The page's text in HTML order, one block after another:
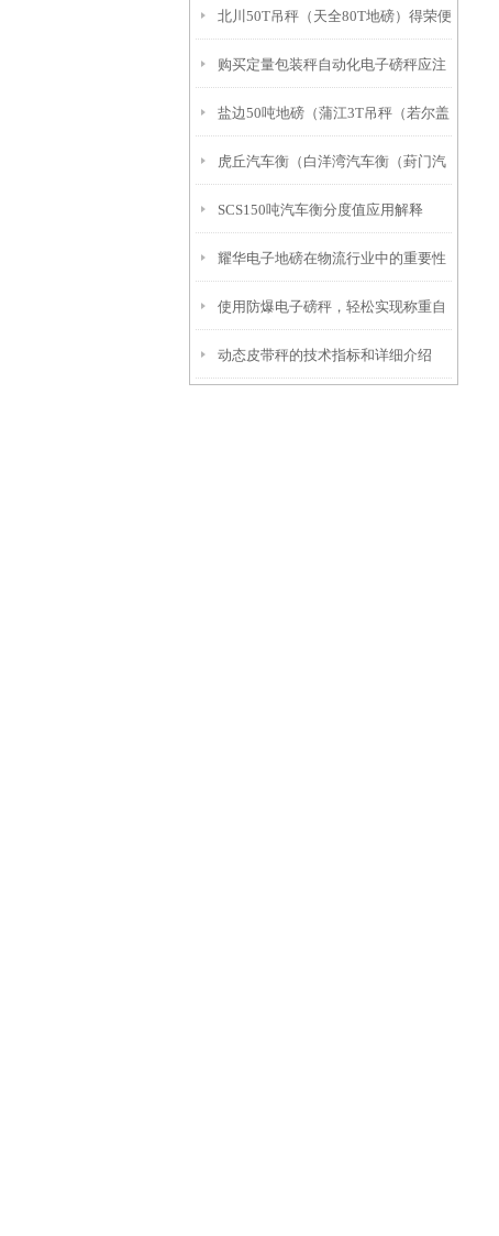
北川50T吊秤（天全80T地磅）得荣便
携式地磅）自流井50T汽车衡维修
购买定量包装秤自动化电子磅秤应注
意的几个问题
盐边50吨地磅（蒲江3T吊秤（若尔盖
轨道电子称）沿滩120T汽车衡维修
虎丘汽车衡（白洋湾汽车衡（葑门汽
车衡）金阊汽车衡）留园汽车衡维修
SCS150吨汽车衡分度值应用解释
耀华电子地磅在物流行业中的重要性
使用防爆电子磅秤，轻松实现称重自
由！
动态皮带秤的技术指标和详细介绍